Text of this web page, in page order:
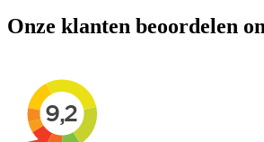
Onze klanten beoordelen